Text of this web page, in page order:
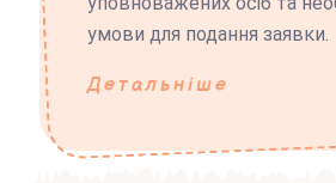
умови для подання заявки.
Детальніше